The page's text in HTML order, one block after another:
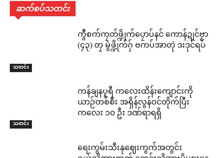
ဆက်စပ်သတင်း
သတင်း
ကွဳစက်ကၠတ်ဖ္ဍိုက်ပၠောပ်နင် ကောန်ဍုင်ဗၟာ
(၄၃) တၠ မွဲဖ္ဍိုက်ဂှ် ဗကပ်အာတုဲ ဒးဒုင်ရပ်
သတင်း
ကန်ချနပူရီ ကလေးထိန်းကျောင်းကို
ယာဉ်တစ်စီး အရှိန်လွန်ဝင်တိုက်ပြီး
ကလေး ၁၀ ဦး ဒဏ်ရာရရှိ
ရေးကွမ်းသီးနုဈေးကွက်အတွင်း